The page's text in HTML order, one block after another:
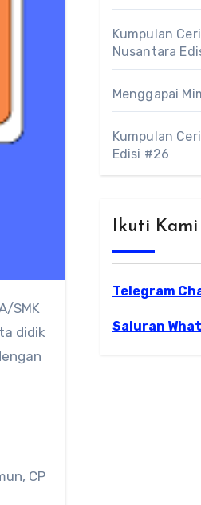
SMK
didik
CP
Kumpulan
Nusantara
Menggapai
Kumpulan
Edisi #26
Ikuti Kami
Telegram
Saluran